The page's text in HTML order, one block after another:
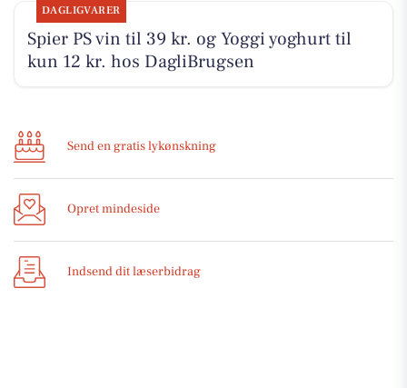
DAGLIGVARER
Spier PS vin til 39 kr. og Yoggi yoghurt til
kun 12 kr. hos DagliBrugsen
Send en gratis lykønskning
Opret mindeside
Indsend dit læserbidrag